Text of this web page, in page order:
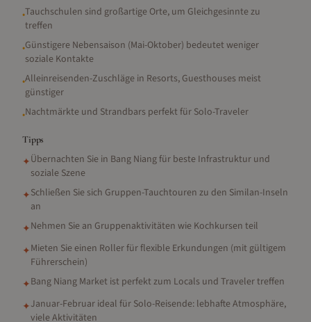
•Tauchschulen sind großartige Orte, um Gleichgesinnte zu
treffen
•Günstigere Nebensaison (Mai-Oktober) bedeutet weniger
soziale Kontakte
•Alleinreisenden-Zuschläge in Resorts, Guesthouses meist
günstiger
•Nachtmärkte und Strandbars perfekt für Solo-Traveler
Tipps
✦Übernachten Sie in Bang Niang für beste Infrastruktur und
soziale Szene
✦Schließen Sie sich Gruppen-Tauchtouren zu den Similan-Inseln
an
✦Nehmen Sie an Gruppenaktivitäten wie Kochkursen teil
✦Mieten Sie einen Roller für flexible Erkundungen (mit gültigem
Führerschein)
✦Bang Niang Market ist perfekt zum Locals und Traveler treffen
✦Januar-Februar ideal für Solo-Reisende: lebhafte Atmosphäre,
viele Aktivitäten